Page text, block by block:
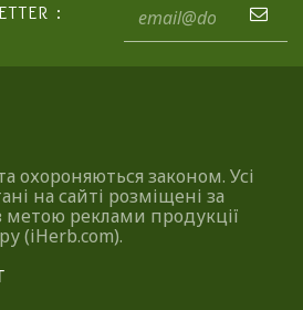
:
охороняються законом. Усі
на сайті розміщені за
метою реклами продукції
(iHerb.com).